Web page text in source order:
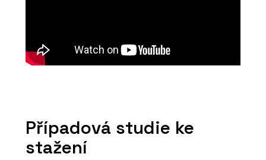
Případová studie ke
stažení